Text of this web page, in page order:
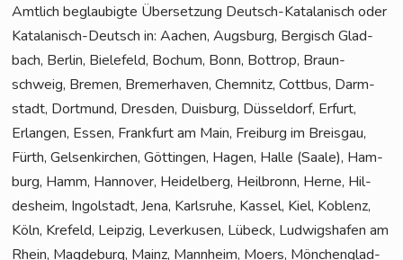
Amt­lich beglau­big­te Über­set­zung Deutsch-Kata­la­nisch oder
Kata­la­nisch-Deutsch in: Aachen, Augs­burg, Ber­gisch Glad­
bach, Ber­lin, Bie­le­feld, Bochum, Bonn, Bot­trop, Braun­
schweig, Bre­men, Bre­mer­ha­ven, Chem­nitz, Cott­bus, Darm­
stadt, Dort­mund, Dres­den, Duis­burg, Düs­sel­dorf, Erfurt,
Erlan­gen, Essen, Frank­furt am Main, Frei­burg im Breis­gau,
Fürth, Gel­sen­kir­chen, Göt­tin­gen, Hagen, Hal­le (Saa­le), Ham­
burg, Hamm, Han­no­ver, Hei­del­berg, Heil­bronn, Her­ne, Hil­
des­heim, Ingol­stadt, Jena, Karls­ru­he, Kas­sel, Kiel, Koblenz,
Köln, Kre­feld, Leip­zig, Lever­ku­sen, Lübeck, Lud­wigs­ha­fen am
Rhein, Mag­de­burg, Mainz, Mann­heim, Moers, Mön­chen­glad­